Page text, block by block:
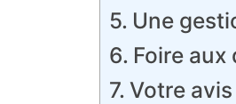
Une
Foire
Votre